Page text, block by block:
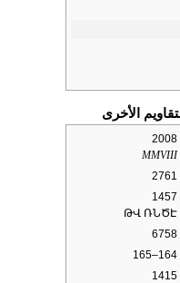
2008
MMVIII
2761
1457
ԹՎ ՌՆԾԷ
6758
164–165
1415